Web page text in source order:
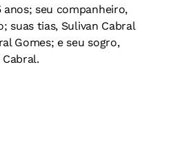
seu companheiro,
suas tias, Sulivan Cabral
Gomes; e seu sogro,